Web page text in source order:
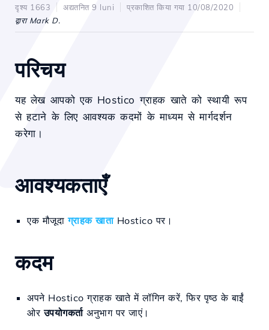
दृश्य 1663 अद्यतनित 9 luni
प्रकाशित किया गया 10/08/2020
द्वारा Mark D.
परिचय
यह लेख आपको एक Hostico ग्राहक खाते को स्थायी रूप
से हटाने के लिए आवश्यक कदमों के माध्यम से मार्गदर्शन
करेगा।
आवश्यकताएँ
एक मौजूदाग्राहक खाता Hostico पर।
कदम
अपने Hostico ग्राहक खाते में लॉगिन करें, फिर पृष्ठ के बाईं
ओरउपयोगकर्ताअनुभाग पर जाएं।